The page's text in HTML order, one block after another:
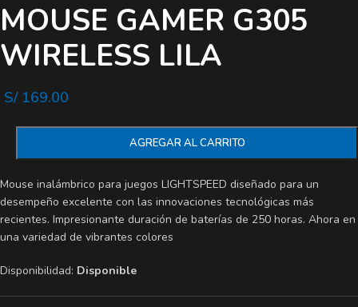
MOUSE GAMER G305
WIRELESS LILA
S/169.00
AGREGAR AL CARRITO
Mouse inalámbrico para juegos LIGHTSPEED diseñado para un
desempeño excelente con las innovaciones tecnológicas más
recientes. Impresionante duración de baterías de 250 horas. Ahora en
una variedad de vibrantes colores
Disponibilidad: Disponible